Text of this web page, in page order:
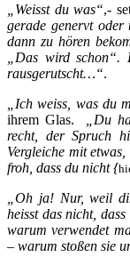
„Weisst du was“,-
gerade genervt
dann zu hören
„Das wird
rausgerutscht…“.
„Ich weiss, was du
ihrem Glas.
„Du
recht, der Spruch
Vergleiche mit
froh, dass du nicht {
„Oh ja! Nur, weil
heisst das nicht,
warum verwendet
– warum stoßen sie